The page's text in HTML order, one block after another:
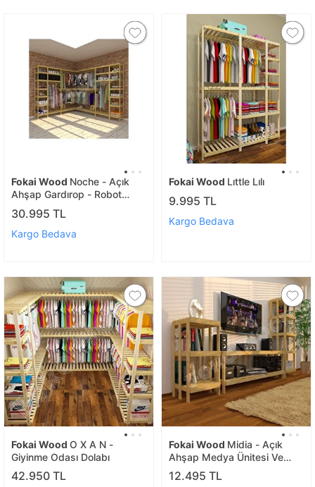
Fokai Wood Noche - Açık
Ahşap Gardırop - Robot
Süpürge Kullanımı Için
Uygundur
30.995 TL
Kargo Bedava
Fokai Wood Lıttle Lılı
9.995 TL
Kargo Bedava
Fokai Wood O X A N -
Giyinme Odası Dolabı
42.950 TL
Fokai Wood Midia - Açık
Ahşap Medya Ünitesi Ve
Kitaplık
12.495 TL